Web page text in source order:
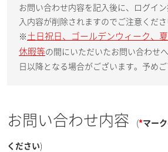
お問い合わせ内容を記入後に、ログイ
入内容が削除されますのでご注意くださ
※ 土日祝日、ゴールデンウィーク、
休暇等の間にいただいたお問い合わせ
日以降となる場合がございます。予めご
お問い合わせ内容 (*マー
ください)